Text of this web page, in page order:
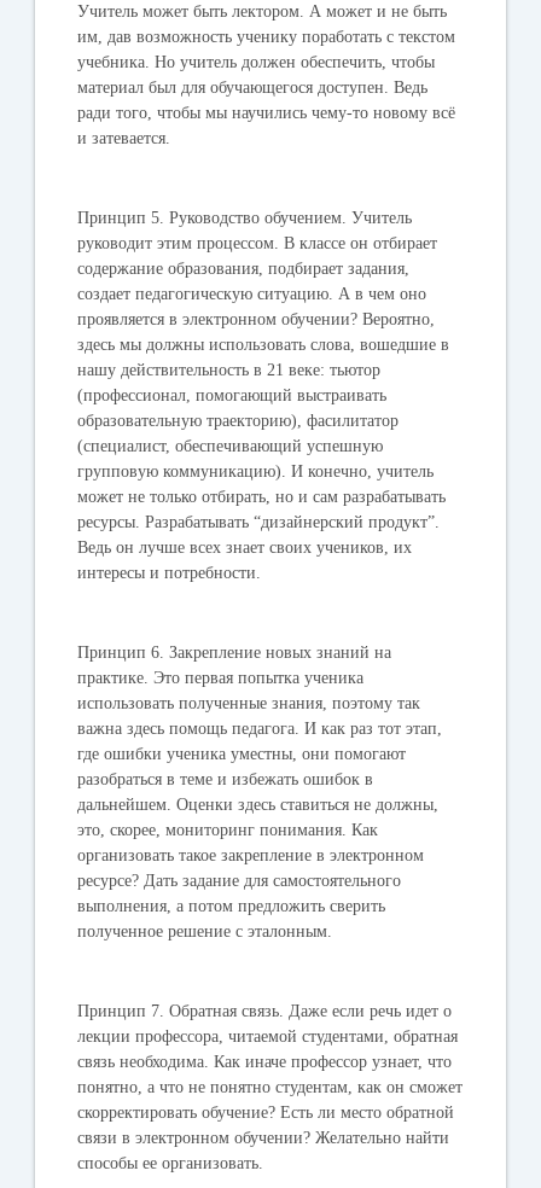
Учитель может быть лектором. А может и не быть
им, дав возможность ученику поработать с текстом
учебника. Но учитель должен обеспечить, чтобы
материал был для обучающегося доступен. Ведь
ради того, чтобы мы научились чему-то новому всё
и затевается.
Принцип 5.Руководство обучением. Учитель
руководит этим процессом. В классе он отбирает
содержание образования, подбирает задания,
создает педагогическую ситуацию. А в чем оно
проявляется в электронном обучении? Вероятно,
здесь мы должны использовать слова, вошедшие в
нашу действительность в 21 веке: тьютор
(профессионал, помогающий выстраивать
образовательную траекторию), фасилитатор
(специалист, обеспечивающий успешную
групповую коммуникацию). И конечно, учитель
может не только отбирать, но и сам разрабатывать
ресурсы. Разрабатывать “дизайнерский продукт”.
Ведь он лучше всех знает своих учеников, их
интересы и потребности.
Принцип 6.Закрепление новых знаний на
практике. Это первая попытка ученика
использовать полученные знания, поэтому так
важна здесь помощь педагога. И как раз тот этап,
где ошибки ученика уместны, они помогают
разобраться в теме и избежать ошибок в
дальнейшем. Оценки здесь ставиться не должны,
это, скорее, мониторинг понимания. Как
организовать такое закрепление в электронном
ресурсе? Дать задание для самостоятельного
выполнения, а потом предложить сверить
полученное решение с эталонным.
Принцип 7.Обратная связь. Даже если речь идет о
лекции профессора, читаемой студентами, обратная
связь необходима. Как иначе профессор узнает, что
понятно, а что не понятно студентам, как он сможет
скорректировать обучение? Есть ли место обратной
связи в электронном обучении? Желательно найти
способы ее организовать.